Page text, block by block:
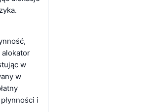
alokator
w
w
i